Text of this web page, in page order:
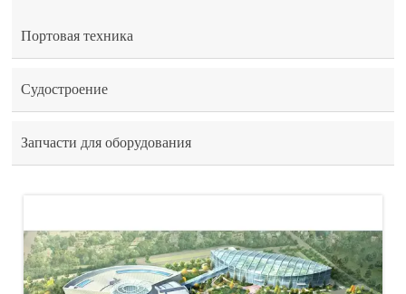
Портовая техника
Судостроение
Запчасти для оборудования